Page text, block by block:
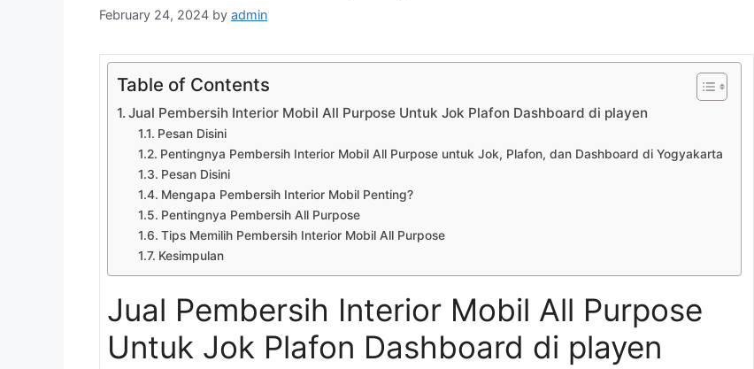
February 24, 2024 by admin
Table of Contents
Jual Pembersih Interior Mobil All Purpose Untuk Jok Plafon Dashboard di playen
Pesan Disini
Pentingnya Pembersih Interior Mobil All Purpose untuk Jok, Plafon, dan Dashboard di Yogyakarta
Pesan Disini
Mengapa Pembersih Interior Mobil Penting?
Pentingnya Pembersih All Purpose
Tips Memilih Pembersih Interior Mobil All Purpose
Kesimpulan
Jual Pembersih Interior Mobil All Purpose
Untuk Jok Plafon Dashboard di playen